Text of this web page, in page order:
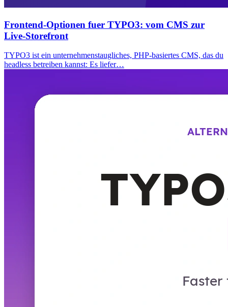
Frontend-Optionen fuer TYPO3: vom CMS zur
Live-Storefront
TYPO3 ist ein unternehmenstaugliches, PHP-basiertes CMS, das du
headless betreiben kannst: Es liefer…